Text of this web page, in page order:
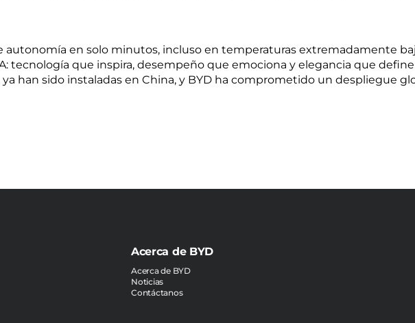
en solo minutos, incluso en temperaturas extremadamente
tecnología que inspira, desempeño que emociona y elegancia que
han sido instaladas en China, y BYD ha comprometido un despliegue
Acerca de BYD
Acerca de BYD
Noticias
Contáctanos